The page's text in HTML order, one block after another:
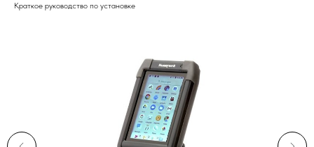
Краткое руководство по установке